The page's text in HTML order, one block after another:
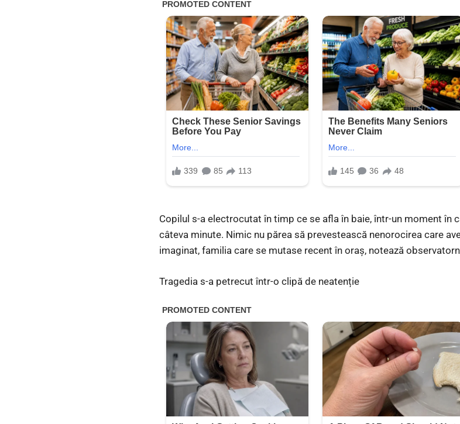
Copilul s-a electrocutat în timp ce se afla în baie, într-un moment în
câteva minute. Nimic nu părea să prevestească nenorocirea care
imaginat, familia care se mutase recent în oraș, notează
Tragedia s-a petrecut într-o clipă de neatenție